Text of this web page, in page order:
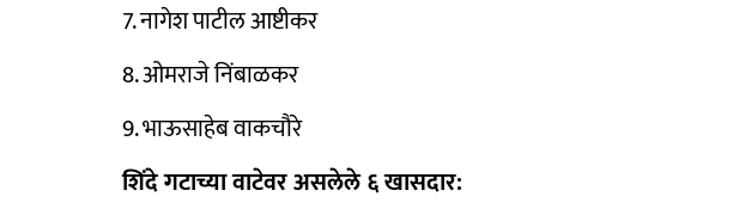
7. नागेश पाटील आष्टीकर
8. ओमराजे निंबाळकर
9. भाऊसाहेब वाकचौरे
शिंदे गटाच्या वाटेवर असलेले ६ खासदार: